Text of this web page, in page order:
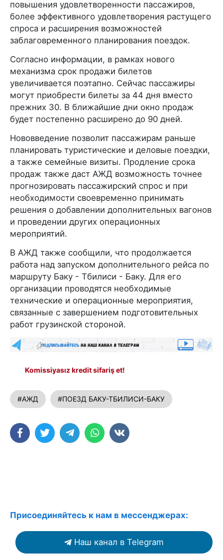
повышения удовлетворенности пассажиров,
более эффективного удовлетворения растущего
спроса и расширения возможностей
заблаговременного планирования поездок.
Согласно информации, в рамках нового
механизма срок продажи билетов
увеличивается поэтапно. Сейчас пассажиры
могут приобрести билеты за 44 дня вместо
прежних 30. В ближайшие дни окно продаж
будет постепенно расширено до 90 дней.
Нововведение позволит пассажирам раньше
планировать туристические и деловые поездки,
а также семейные визиты. Продление срока
продаж также даст АЖД возможность точнее
прогнозировать пассажирский спрос и при
необходимости своевременно принимать
решения о добавлении дополнительных вагонов
и проведении других операционных
мероприятий.
В АЖД также сообщили, что продолжается
работа над запуском дополнительного рейса по
маршруту Баку - Тбилиси - Баку. Для его
организации проводятся необходимые
технические и операционные мероприятия,
связанные с завершением подготовительных
работ грузинской стороной.
Komissiyasız kredit sifariş et!
#АЖД #ПОЕЗД БАКУ-ТБИЛИСИ-БАКУ
Присоединяйтесь к нам в мессенджерах:
Наш канал в Telegram